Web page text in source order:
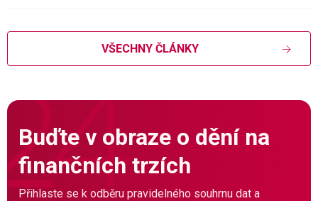
VŠECHNY ČLÁNKY
Buďte v obraze o dění na
finančních trzích
Přihlaste se k odběru pravidelného souhrnu dat a